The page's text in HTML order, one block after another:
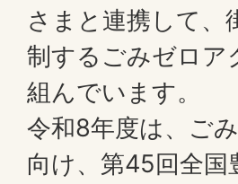
さまと連携して、
制するごみゼロア
組んでいます。
令和8年度は、ご
向け、第45回全